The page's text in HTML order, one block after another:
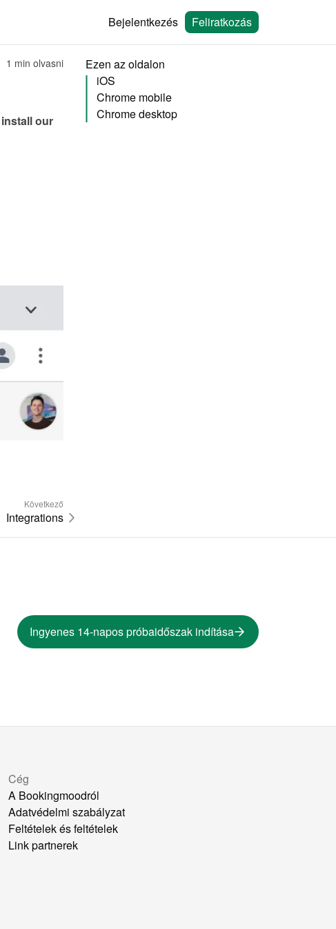
Bejelentkezés Feliratkozás
1 min olvasni
our
Következő
Integrations
Ezen az oldalon
iOS
Chrome mobile
Chrome desktop
Ingyenes 14-napos próbaidőszak indítása
Cég
A Bookingmoodról
Adatvédelmi szabályzat
Feltételek és feltételek
Link partnerek